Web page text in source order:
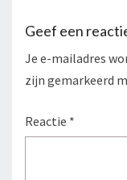
Geef een
Je e-mailadres
zijn gemarkeerd
Reactie *